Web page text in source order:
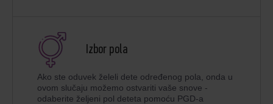
Izbor pola
Ako ste oduvek želeli dete određenog pola, onda u
ovom slučaju možemo ostvariti vaše snove -
odaberite željeni pol deteta pomoću PGD-a